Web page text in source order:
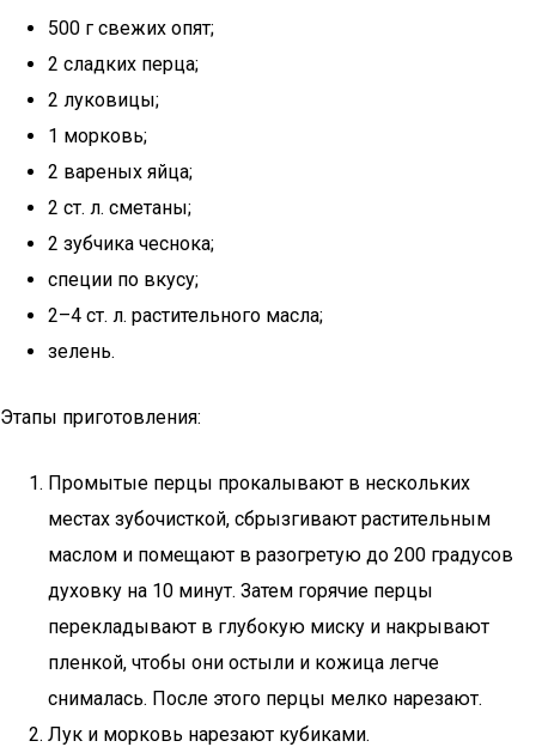
500 г свежих опят;
2 сладких перца;
2 луковицы;
1 морковь;
2 вареных яйца;
2 ст. л. сметаны;
2 зубчика чеснока;
специи по вкусу;
2–4 ст. л. растительного масла;
зелень.
Этапы приготовления:
Промытые перцы прокалывают в нескольких
местах зубочисткой, сбрызгивают растительным
маслом и помещают в разогретую до 200 градусов
духовку на 10 минут. Затем горячие перцы
перекладывают в глубокую миску и накрывают
пленкой, чтобы они остыли и кожица легче
снималась. После этого перцы мелко нарезают.
Лук и морковь нарезают кубиками.